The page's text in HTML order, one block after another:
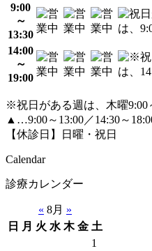
9:00
～
13:30
14:00
～
19:00
※祝日がある週は、木曜9:00
▲…9:00～13:00／14:30～
【休診日】日曜・祝日
Calendar
診療カレンダー
« 8月 »
日
月 火 水 木 金 土
1